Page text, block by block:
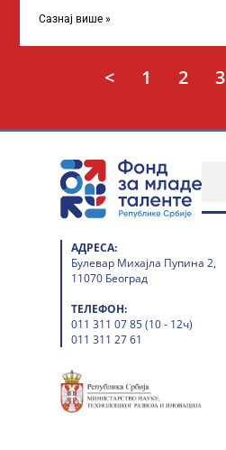
Сазнај више »
< 1 2 3
АДРЕСА:
Булевар Михајла Пупина 2,
11070 Београд
ТЕЛЕФОН:
011 311 07 85 (10 - 12ч)
011 311 27 61